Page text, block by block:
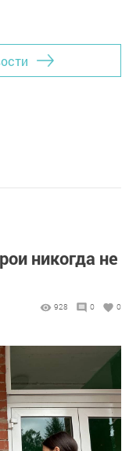
никогда не
928 0 0